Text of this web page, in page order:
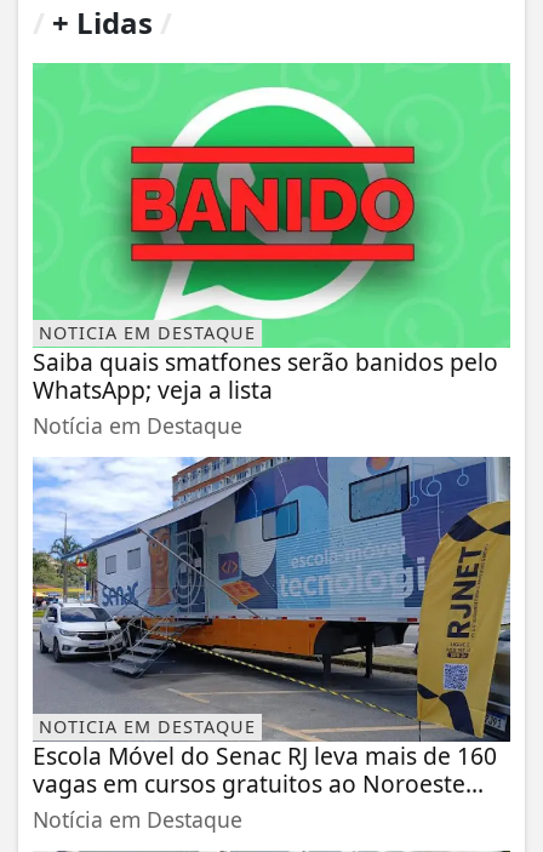
+ Lidas
NOTICIA EM DESTAQUE
Saiba quais smatfones serão banidos pelo
WhatsApp; veja a lista
Notícia em Destaque
NOTICIA EM DESTAQUE
Escola Móvel do Senac RJ leva mais de 160
vagas em cursos gratuitos ao Noroeste...
Notícia em Destaque